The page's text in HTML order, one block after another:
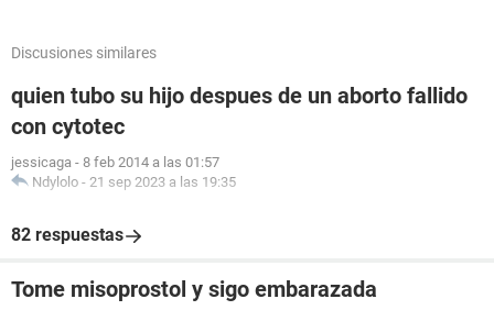
Discusiones similares
quien tubo su hijo despues de un aborto fallido
con cytotec
jessicaga - 8 feb 2014 a las 01:57
Ndylolo - 21 sep 2023 a las 19:35
82 respuestas
Tome misoprostol y sigo embarazada